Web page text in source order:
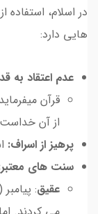
در اسلام،
هایی دارد:
عدم اعتقاد
قرآن
از آن
پرهیز از اسراف:
سنت های
عقیق: